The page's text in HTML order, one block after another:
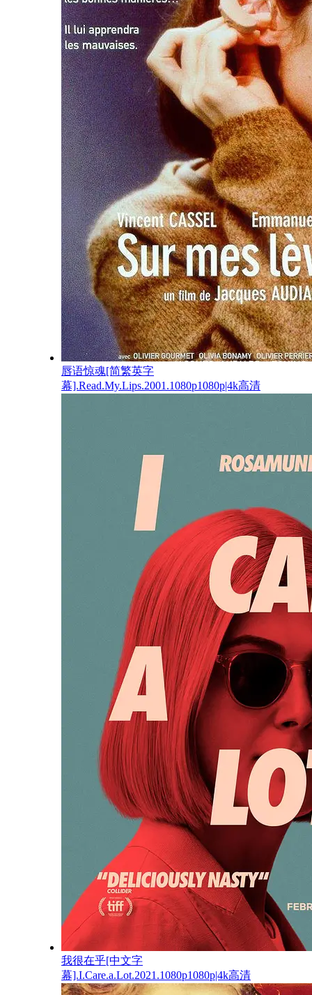
唇语惊魂[简繁英字
幕].Read.My.Lips.2001.1080p1080p|4k高清
我很在乎[中文字
幕].I.Care.a.Lot.2021.1080p1080p|4k高清